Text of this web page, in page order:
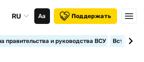
RU Аа Поддержать
правительства и руководства ВСУ